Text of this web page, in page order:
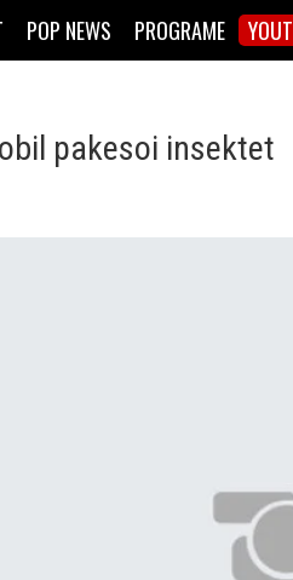
POP NEWS PROGRAME
pakesoi insektet